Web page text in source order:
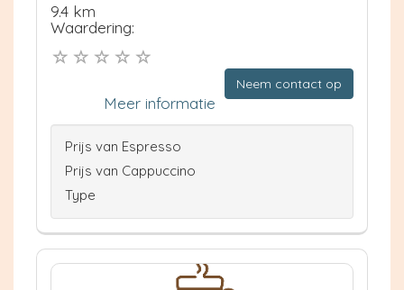
9.4 km
Waardering:
Neem contact op
Meer informatie
Prijs van Espresso
Prijs van Cappuccino
Type